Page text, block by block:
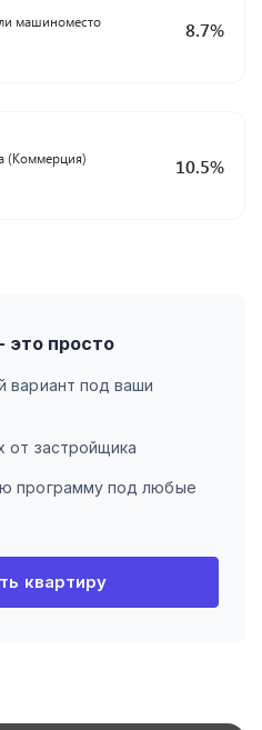
машиноместо 8.7%
(Коммерция) 10.5%
это просто
вариант под ваши
от застройщика
программу под любые
квартиру